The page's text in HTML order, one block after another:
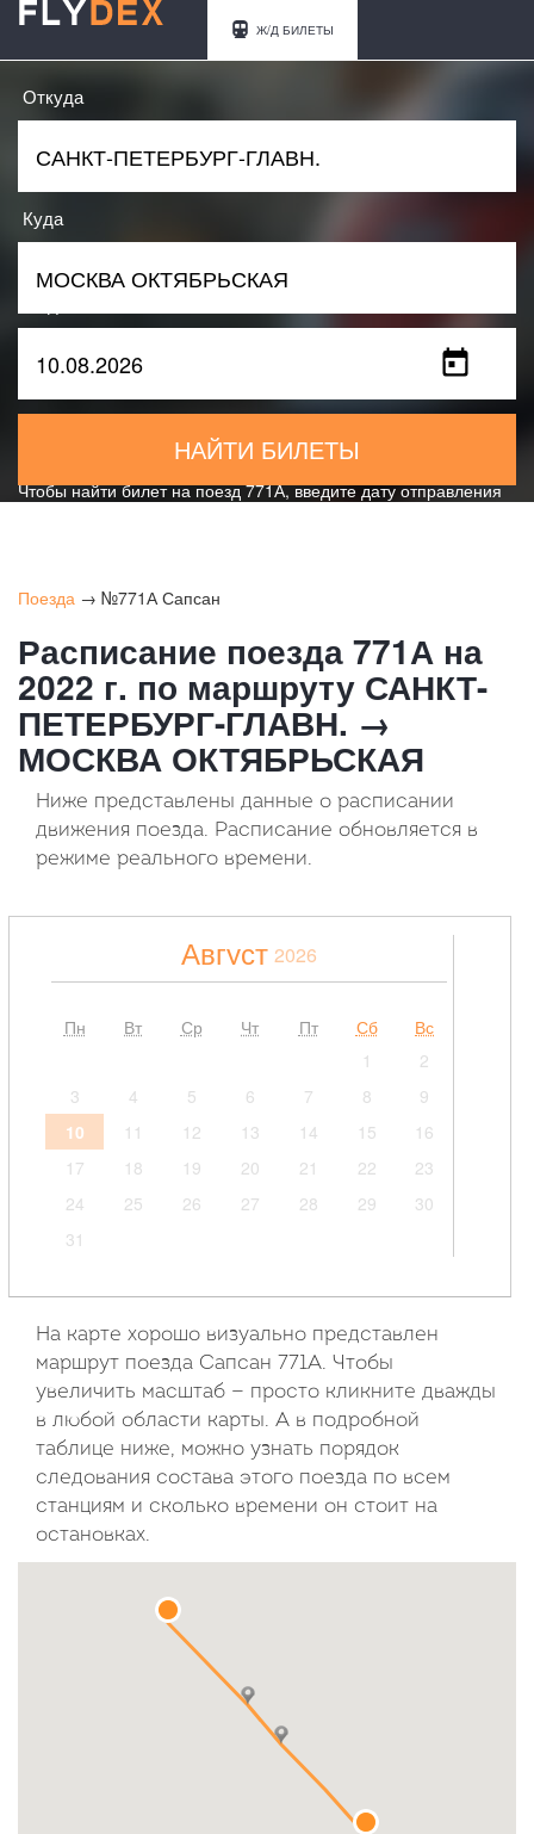
Ж/Д БИЛЕТЫ
Откуда
Куда
НАЙТИ БИЛЕТЫ
Чтобы найти билет на поезд 771А, введите дату отправления
Поезда → №771А Сапсан
Расписание поезда 771А на
2022 г. по маршруту САНКТ-
ПЕТЕРБУРГ-ГЛАВН. →
МОСКВА ОКТЯБРЬСКАЯ
Ниже представлены данные о расписании
движения поезда. Расписание обновляется в
режиме реального времени.
Август 2026
Пн Вт Ср Чт Пт Сб
Вс
1
2
3
4 5 6 7 8
9
10
11 12 13 14 15
16
17
18 19 20 21 22
23
24
25 26 27 28 29
30
31
Пн Вт Ср Чт Пт Сб
Вс
1
2 3 4 5
6
7
8 9 10 11 12
13
14
15 16 17 18 19
20
21
22
28
29 30
Октябрь
2
10
На карте хорошо визуально представлен
маршрут поезда Сапсан 771А. Чтобы
увеличить масштаб — просто кликните дважды
в любой области карты. А в подробной
таблице ниже, можно узнать порядок
следования состава этого поезда по всем
станциям и сколько времени он стоит на
остановках.